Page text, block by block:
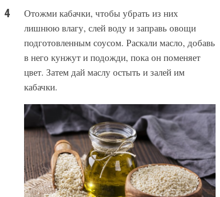
Отожми кабачки, чтобы убрать из них
лишнюю влагу, слей воду и заправь овощи
подготовленным соусом. Раскали масло, добавь
в него кунжут и подожди, пока он поменяет
цвет. Затем дай маслу остыть и залей им
кабачки.